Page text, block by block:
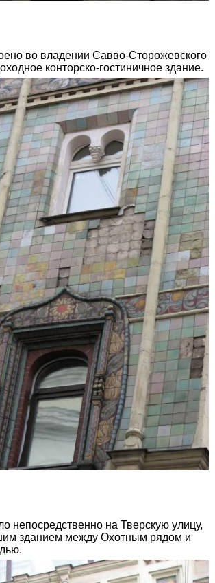
во владении Савво-Сторожевского
конторско-гостиничное здание.
непосредственно на Тверскую улицу,
зданием между Охотным рядом и